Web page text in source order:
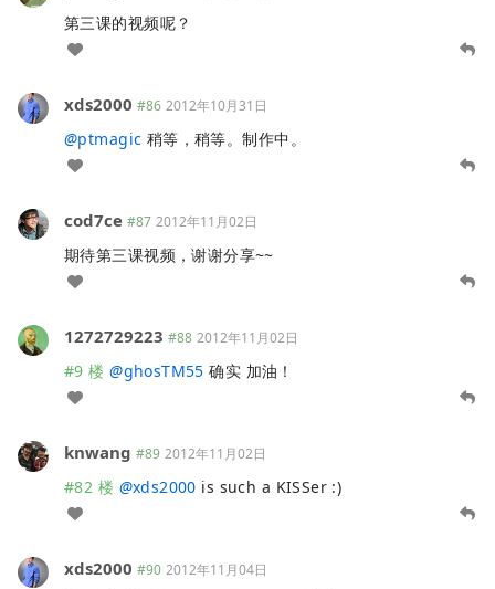
第三课的视频呢？
xds2000 #86 2012年10月31日
@ptmagic 稍等，稍等。制作中。
cod7ce #87 2012年11月02日
期待第三课视频，谢谢分享~~
1272729223 #88 2012年11月02日
#9 楼 @ghosTM55 确实 加油！
knwang #89 2012年11月02日
#82 楼 @xds2000 is such a KISSer :)
xds2000 #90 2012年11月04日